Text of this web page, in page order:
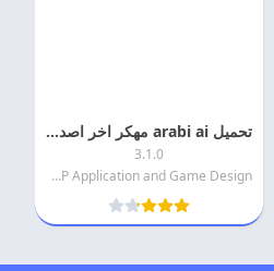
تحميل arabi ai مهكر اخر اصدار 2026 مجانا
3.1.0
MVP Application and Game Design